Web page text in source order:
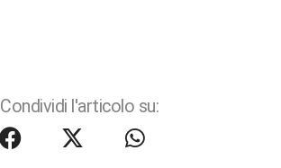
Condividi l'articolo su: